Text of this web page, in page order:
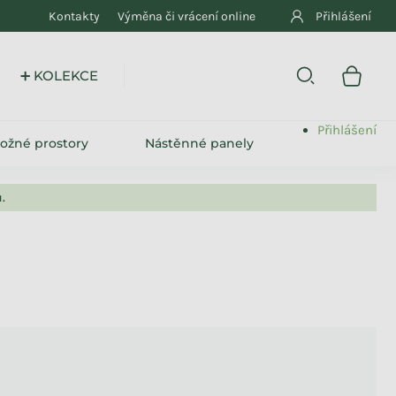
Kontakty Výměna či vrácení online Přihlášení
➕ KOLEKCE
prostory Nástěnné panely
Přihlášení